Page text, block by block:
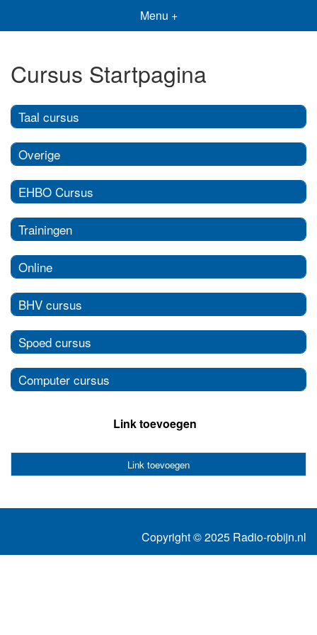
Menu +
Cursus Startpagina
Taal cursus
Overige
EHBO Cursus
Trainingen
Online
BHV cursus
Spoed cursus
Computer cursus
Link toevoegen
Link toevoegen
Copyright © 2025 Radio-robijn.nl